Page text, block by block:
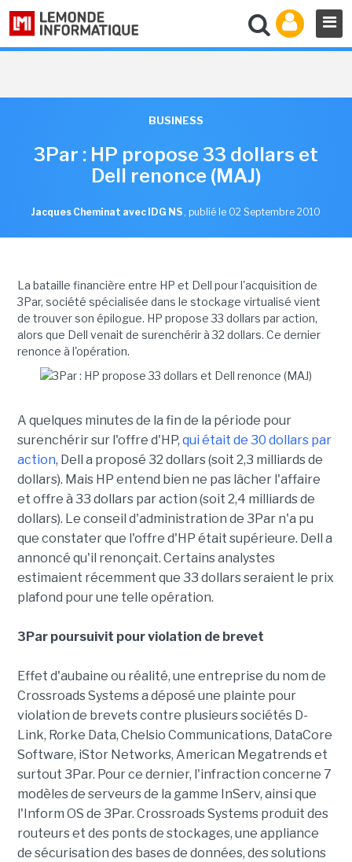
BUSINESS
3Par : HP propose 33 dollars et
Dell renonce (MAJ)
Jacques Cheminat avec IDG NS , publié le 02 Septembre 2010
La bataille financière entre HP et Dell pour l'acquisition de
3Par, société spécialisée dans le stockage virtualisé vient
de trouver son épilogue. HP propose 33 dollars par action,
alors que Dell venait de surenchérir à 32 dollars. Ce dernier
renonce à l'opération.
A quelques minutes de la fin de la période pour
surenchérir sur l'offre d'HP, qui était de 30 dollars par
action, Dell a proposé 32 dollars (soit 2,3 milliards de
dollars). Mais HP entend bien ne pas lâcher l'affaire
et offre à 33 dollars par action (soit 2,4 milliards de
dollars). Le conseil d'administration de 3Par n'a pu
que constater que l'offre d'HP était supérieure. Dell a
annoncé qu'il renonçait. Certains analystes
estimaient récemment que 33 dollars seraient le prix
plafond pour une telle opération.
3Par poursuivit pour violation de brevet
Effet d'aubaine ou réalité, une entreprise du nom de
Crossroads Systems a déposé une plainte pour
violation de brevets contre plusieurs sociétés D-
Link, Rorke Data, Chelsio Communications, DataCore
Software, iStor Networks, American Megatrends et
surtout 3Par. Pour ce dernier, l'infraction concerne 7
modèles de serveurs de la gamme InServ, ainsi que
l'Inform OS de 3Par. Crossroads Systems produit des
routeurs et des ponts de stockages, une appliance
de sécurisation des bases de données, des solutions